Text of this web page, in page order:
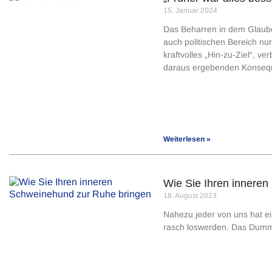
15. Januar 2024
Das Beharren in dem
auch politischen Bereich
kraftvolles „Hin-zu-Ziel“,
daraus ergebenden
Weiterlesen »
Wie Sie Ihren
18. August 2023
Nahezu jeder von uns hat
rasch loswerden. Das